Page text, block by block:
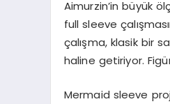
Aimurzin’in büyük
full sleeve
çalışma, klasik bir
haline getiriyor.
Mermaid sleeve